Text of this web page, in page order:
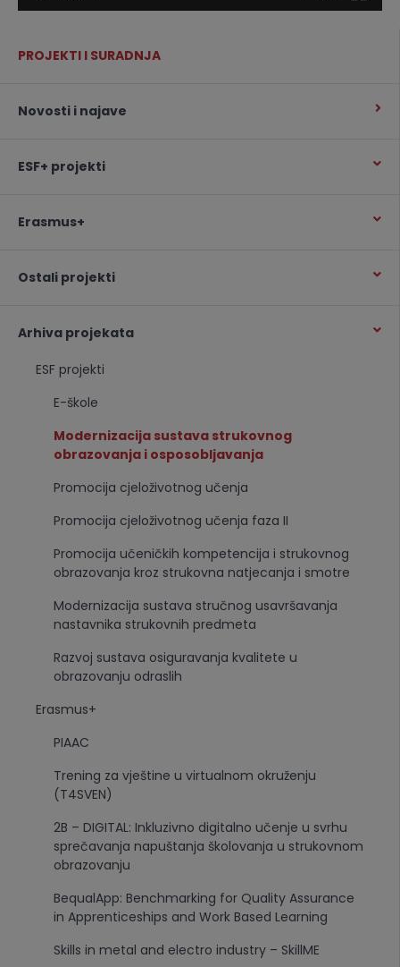
PROJEKTI I SURADNJA
Novosti i najave
ESF+ projekti
Erasmus+
Ostali projekti
Arhiva projekata
ESF projekti
E-škole
Modernizacija sustava strukovnog
obrazovanja i osposobljavanja
Promocija cjeloživotnog učenja
Promocija cjeloživotnog učenja faza II
Promocija učeničkih kompetencija i strukovnog
obrazovanja kroz strukovna natjecanja i smotre
Modernizacija sustava stručnog usavršavanja
nastavnika strukovnih predmeta
Razvoj sustava osiguravanja kvalitete u
obrazovanju odraslih
Erasmus+
PIAAC
Trening za vještine u virtualnom okruženju
(T4SVEN)
2B – DIGITAL: Inkluzivno digitalno učenje u svrhu
sprečavanja napuštanja školovanja u strukovnom
obrazovanju
BequalApp: Benchmarking for Quality Assurance
in Apprenticeships and Work Based Learning
Skills in metal and electro industry – SkillME